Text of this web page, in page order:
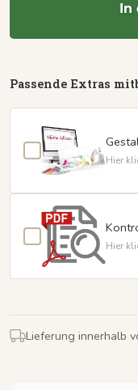
Passende Extras
Hier
Hier
Lieferung innerhalb